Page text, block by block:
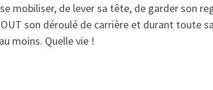
mobiliser, de lever sa tête, de garder son
son déroulé de carrière et durant toute
moins. Quelle vie !